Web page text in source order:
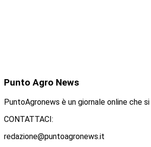
Punto Agro News
PuntoAgronews è un giornale online che
CONTATTACI:
redazione@puntoagronews.it